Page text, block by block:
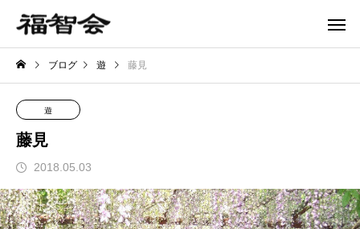
ブログ 遊 藤見
遊
藤見
2018.05.03